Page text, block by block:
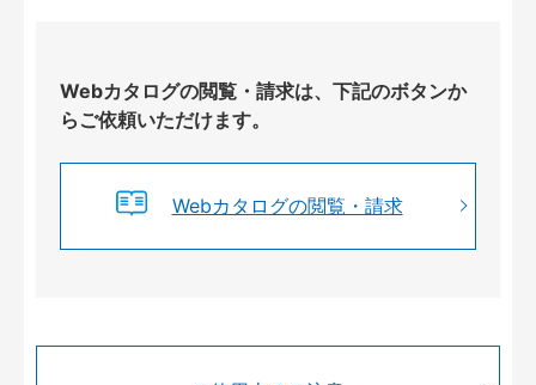
Webカタログの閲覧・請求は、下記のボタンか
らご依頼いただけます。
Webカタログの閲覧・請求